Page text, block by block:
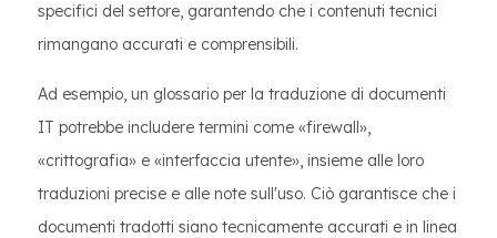
specifici del settore, garantendo che i contenuti tecnici
rimangano accurati e comprensibili.
Ad esempio, un glossario per la traduzione di documenti
IT potrebbe includere termini come «firewall»,
«crittografia» e «interfaccia utente», insieme alle loro
traduzioni precise e alle note sull'uso. Ciò garantisce che i
documenti tradotti siano tecnicamente accurati e in linea